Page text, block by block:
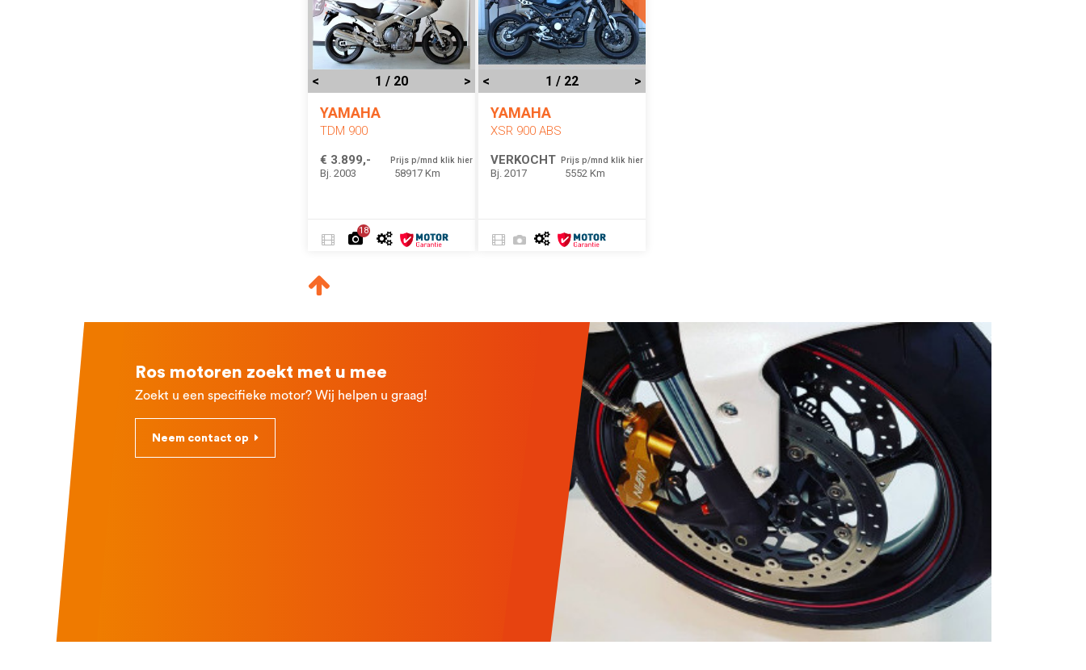
< 1 / 20 >
YAMAHA
TDM 900
€ 3.899,-
Prijs p/mnd klik hier
Bj. 2003 58917 Km
18
< 1 / 22 >
YAMAHA
XSR 900 ABS
VERKOCHT
Prijs p/mnd klik hier
Bj. 2017 5552 Km
Ros motoren zoekt met u mee
Zoekt u een specifieke motor? Wij helpen u graag!
Neem contact op